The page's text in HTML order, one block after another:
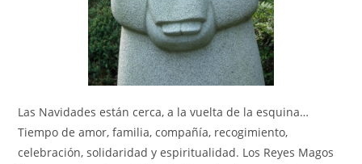
Las Navidades están cerca, a la vuelta de la esquina…
Tiempo de amor, familia, compañía, recogimiento,
celebración, solidaridad y espiritualidad. Los Reyes Magos